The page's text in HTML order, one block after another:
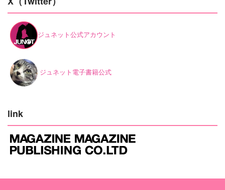
ジュネット公式アカウント
ジュネット電子書籍公式
link